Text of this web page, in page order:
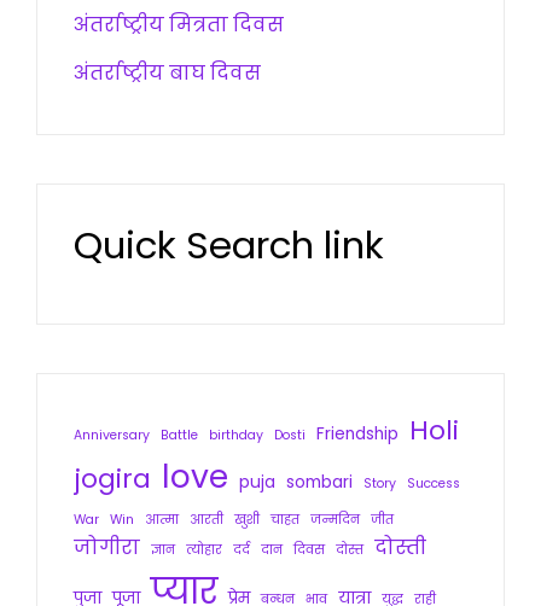
अंतर्राष्ट्रीय मित्रता दिवस
अंतर्राष्ट्रीय बाघ दिवस
Quick Search link
Anniversary Battle birthday Dosti Friendship
Holi
jogira love puja sombari Story
Success
War Win आत्मा आरती खुशी चाहत जन्मदिन जीत
जोगीरा ज्ञान त्योहार दर्द दान दिवस दोस्त दोस्ती
पुजा पूजा प्यार प्रेम बन्धन भाव यात्रा युद्ध राही